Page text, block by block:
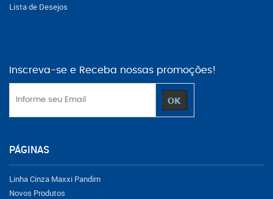
Lista de Desejos
Inscreva-se e Receba nossas promoções!
PÁGINAS
Linha Cinza Maxxi Pandim
Novos Produtos